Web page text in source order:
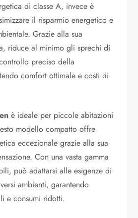
di classe A, invece è
il risparmio energetico e
Grazie alla sua
riduce al minimo gli sprechi di
preciso della
comfort ottimale e costi di
è ideale per piccole abitazioni
modello compatto offre
eccezionale grazie alla sua
Con una vasta gamma
può adattarsi alle esigenze di
ambienti, garantendo
e consumi ridotti.